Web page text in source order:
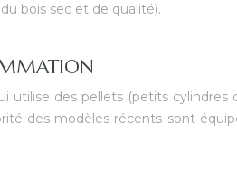
bois sec et de qualité).
des pellets (petits
des modèles récents sont